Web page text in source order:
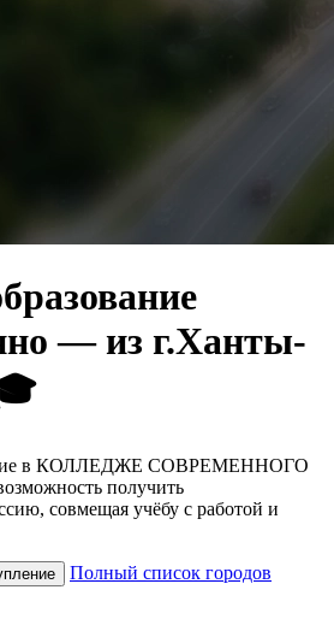
— из г.Ханты-
в КОЛЛЕДЖЕ СОВРЕМЕННОГО
получить
совмещая учёбу с работой и
Полный список городов